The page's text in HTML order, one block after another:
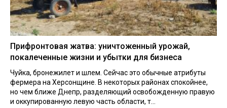
Прифронтовая жатва: уничтоженный урожай,
покалеченные жизни и убытки для бизнеса
Чуйка, бронежилет и шлем. Сейчас это обычные атрибуты
фермера на Херсонщине. В некоторых районах спокойнее,
но чем ближе Днепр, разделяющий освобожденную правую
и оккупированную левую часть области, т...